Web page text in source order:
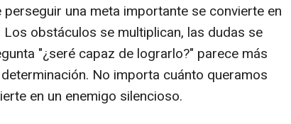
una meta importante se convierte en
obstáculos se multiplican, las dudas se
"¿seré capaz de lograrlo?" parece más
No importa cuánto queramos
en un enemigo silencioso.